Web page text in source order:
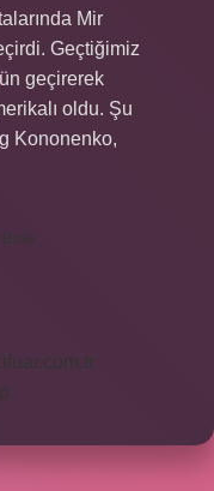
Mir
Geçtiğimiz
geçirerek
oldu. Şu
Kononenko,